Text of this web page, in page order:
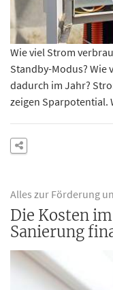
Wie viel Strom
Standby-Modus? Wie
dadurch im Jahr?
zeigen Sparpotential.
Alles zur Förderung
Die Kosten
Sanierung